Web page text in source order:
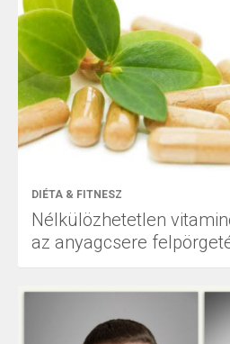
DIÉTA & FITNESZ
Nélkülözhetetlen
az anyagcsere